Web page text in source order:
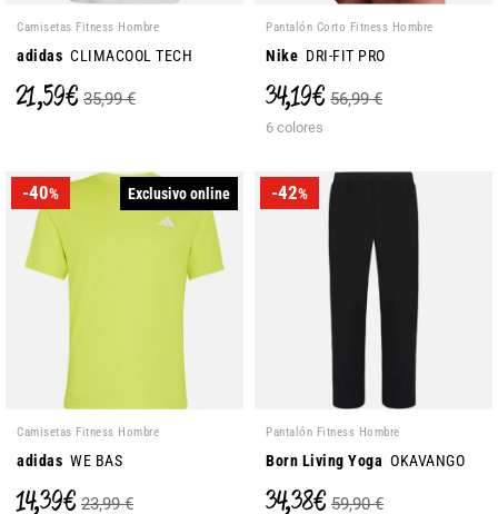
Camisetas Fitness Hombre
adidas CLIMACOOL TECH
21,59 € 35,99 €
Pantalón Corto Fitness Hombre
Nike DRI-FIT PRO
34,19 € 56,99 €
6 colores
-40% Exclusivo online
Camisetas Fitness Hombre
adidas WE BAS
14,39 € 23,99 €
-42%
Pantalón Fitness Hombre
Born Living Yoga OKAVANGO
34,38 € 59,90 €